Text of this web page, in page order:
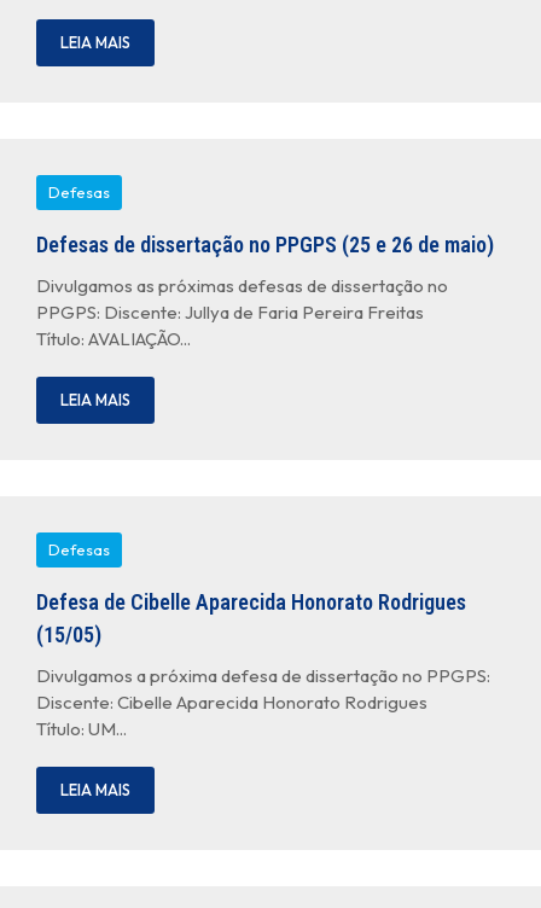
LEIA MAIS
Defesas
Defesas de dissertação no PPGPS (25 e 26 de maio)
Divulgamos as próximas defesas de dissertação no
PPGPS: Discente: Jullya de Faria Pereira Freitas
Título: AVALIAÇÃO...
LEIA MAIS
Defesas
Defesa de Cibelle Aparecida Honorato Rodrigues
(15/05)
Divulgamos a próxima defesa de dissertação no PPGPS:
Discente: Cibelle Aparecida Honorato Rodrigues
Título: UM...
LEIA MAIS